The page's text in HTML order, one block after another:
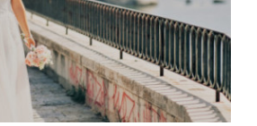
symboliczny